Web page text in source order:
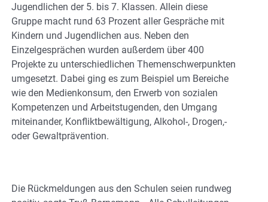
Jugendlichen der 5. bis 7. Klassen. Allein diese
Gruppe macht rund 63 Prozent aller Gespräche mit
Kindern und Jugendlichen aus. Neben den
Einzelgesprächen wurden außerdem über 400
Projekte zu unterschiedlichen Themenschwerpunkten
umgesetzt. Dabei ging es zum Beispiel um Bereiche
wie den Medienkonsum, den Erwerb von sozialen
Kompetenzen und Arbeitstugenden, den Umgang
miteinander, Konfliktbewältigung, Alkohol-, Drogen,-
oder Gewaltprävention.
Die Rückmeldungen aus den Schulen seien rundweg